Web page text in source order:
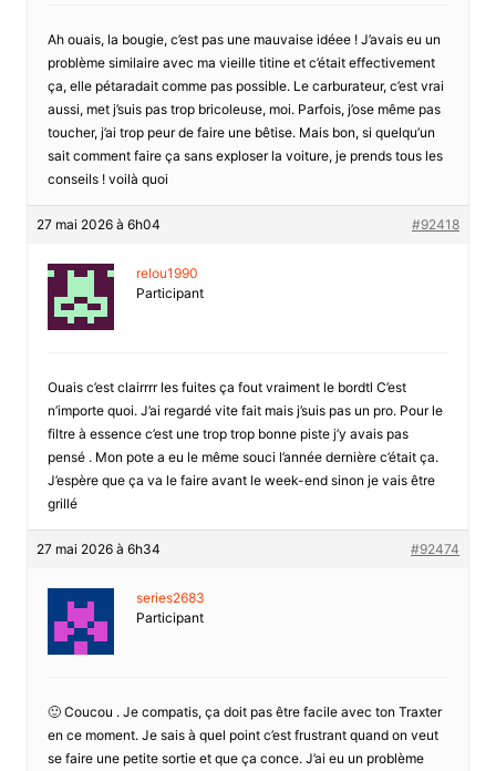
Ah ouais, la bougie, c’est pas une mauvaise idéee ! J’avais eu un
problème similaire avec ma vieille titine et c’était effectivement
ça, elle pétaradait comme pas possible. Le carburateur, c’est vrai
aussi, met j’suis pas trop bricoleuse, moi. Parfois, j’ose même pas
toucher, j’ai trop peur de faire une bêtise. Mais bon, si quelqu’un
sait comment faire ça sans exploser la voiture, je prends tous les
conseils ! voilà quoi
27 mai 2026 à 6h04 #92418
relou1990
Participant
Ouais c’est clairrrr les fuites ça fout vraiment le bordtl C’est
n’importe quoi. J’ai regardé vite fait mais j’suis pas un pro. Pour le
filtre à essence c’est une trop trop bonne piste j’y avais pas
pensé . Mon pote a eu le même souci l’année dernière c’était ça.
J’espère que ça va le faire avant le week-end sinon je vais être
grillé
27 mai 2026 à 6h34 #92474
series2683
Participant
🙂 Coucou . Je compatis, ça doit pas être facile avec ton Traxter
en ce moment. Je sais à quel point c’est frustrant quand on veut
se faire une petite sortie et que ça conce. J’ai eu un problème